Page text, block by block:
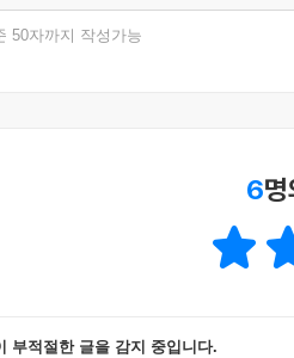
50자까지 작성가능
6
부적절한 글을 감지 중입니다.